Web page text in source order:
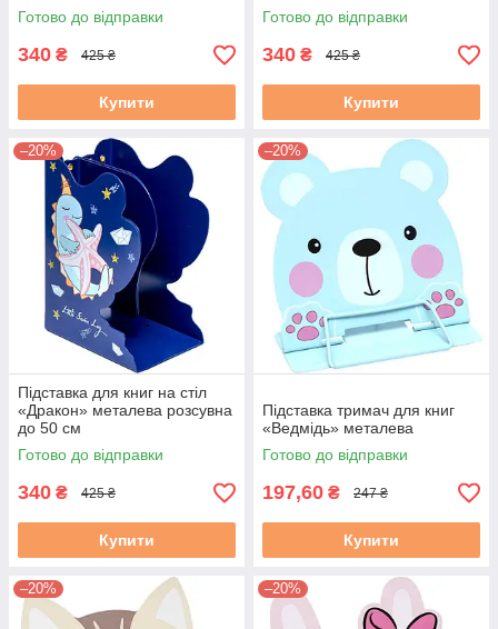
Готово до відправки
340 ₴ 425 ₴
Купити
Готово до відправки
340 ₴ 425 ₴
Купити
–20%
Підставка для книг на стіл
«Дракон» металева розсувна
до 50 см
Готово до відправки
340 ₴ 425 ₴
Купити
–20%
Підставка тримач для книг
«Ведмідь» металева
Готово до відправки
197,60 ₴ 247 ₴
Купити
–20% –20%